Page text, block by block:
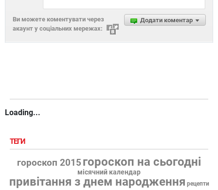
Додати коментар
Ви можете коментувати через
акаунт у соціальних мережах:
Loading...
ТЕГИ
гороскоп 2015 гороскоп на сьогодні
місячний календар
привітання з днем народження рецепти